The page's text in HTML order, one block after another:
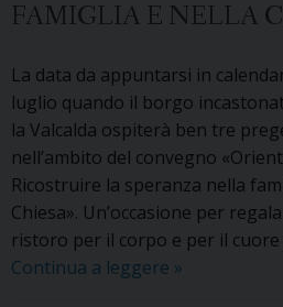
FAMIGLIA E NELLA
La data da appuntarsi in
luglio quando il borgo
la Valcalda ospiterà ben tre
nell’ambito del convegno
Ricostruire la speranza nella
Chiesa». Un’occasione per
ristoro per il corpo e per il
Continua a leggere A
»